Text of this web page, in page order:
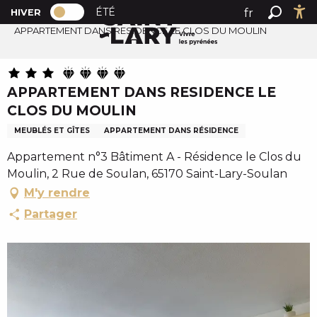
A
l
r
a
u
c
n
t
e
n
PAGE D’ACCUEIL ACTUELLE HIVER : PASSER EN MODE
HIVER PAGE D’ACCUEIL ACTUELLE HIVER :
ÉTÉ
fr
Accueil
APPARTEMENT DANS RESIDENCE LE CLOS DU MOULIN
APPARTEMENT DANS RESIDENCE LE
CLOS DU MOULIN
MEUBLÉS ET GÎTES APPARTEMENT DANS RÉSIDENCE
Appartement n°3 Bâtiment A - Résidence le Clos du
Moulin, 2 Rue de Soulan, 65170 Saint-Lary-Soulan
M'y rendre
Partager